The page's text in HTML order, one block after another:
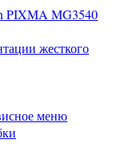
PIXMA MG3540
жесткого
меню